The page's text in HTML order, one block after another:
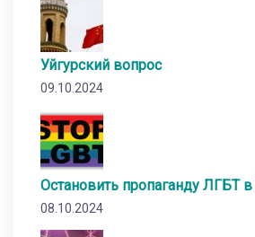
Уйгурский вопрос
09.10.2024
Остановить пропаганду ЛГБТ в
08.10.2024